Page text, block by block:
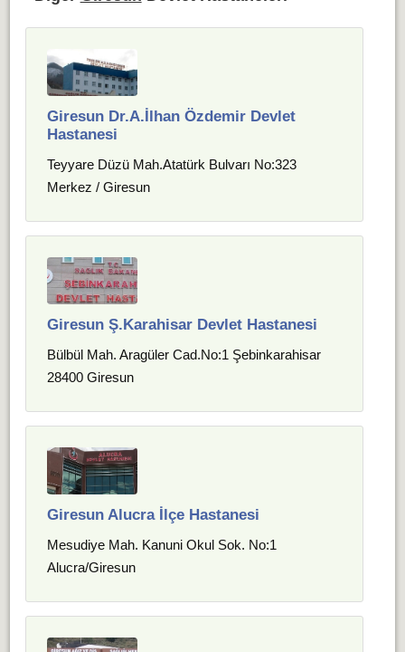
Giresun Dr.A.İlhan Özdemir Devlet
Hastanesi
Teyyare Düzü Mah.Atatürk Bulvarı No:323
Merkez / Giresun
Giresun Ş.Karahisar Devlet Hastanesi
Bülbül Mah. Aragüler Cad.No:1 Şebinkarahisar
28400 Giresun
Giresun Alucra İlçe Hastanesi
Mesudiye Mah. Kanuni Okul Sok. No:1
Alucra/Giresun